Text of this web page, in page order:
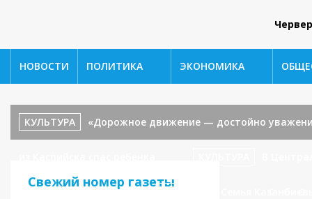
НОВОСТИ ПОЛИТИКА ЭКОНОМИКА
КУЛЬТУРА «Дорожное движение — достойно
«В гостях у сказки».
Свежий номер газеты